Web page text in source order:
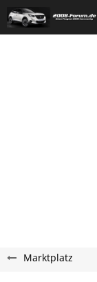
Marktplatz